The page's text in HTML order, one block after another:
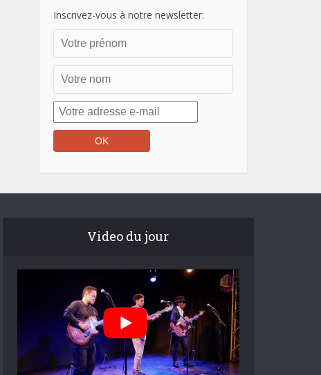
Inscrivez-vous à notre newsletter:
Video du jour